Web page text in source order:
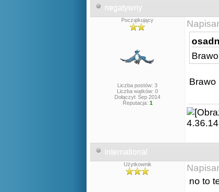
negatywny
Początkujący
Liczba postów: 3
Liczba wątków: 0
Dołączył: Sep 2014
Reputacja: 1
international
Użytkownik
no to